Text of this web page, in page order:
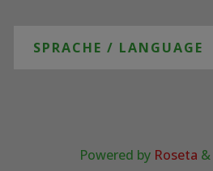
SPRACHE / LANGUAGE
Powered by Roseta &